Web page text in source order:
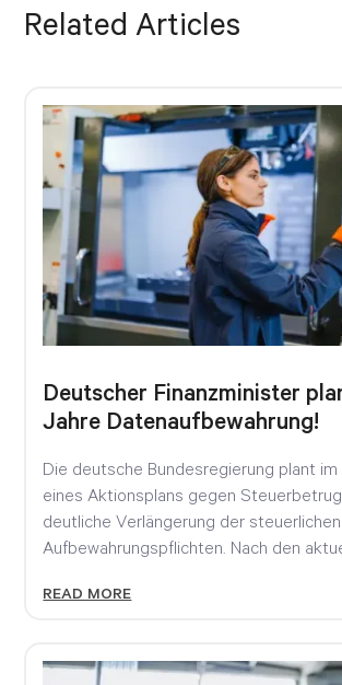
Related Articles
Deutscher Finanzminister
Jahre Datenaufbewahrung!
Die deutsche Bundesregierung plant im
eines Aktionsplans gegen
deutliche Verlängerung der steuerlichen
Aufbewahrungspflichten. Nach den
READ MORE